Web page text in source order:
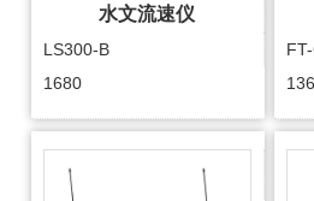
水文流速仪
LS300-B
1680